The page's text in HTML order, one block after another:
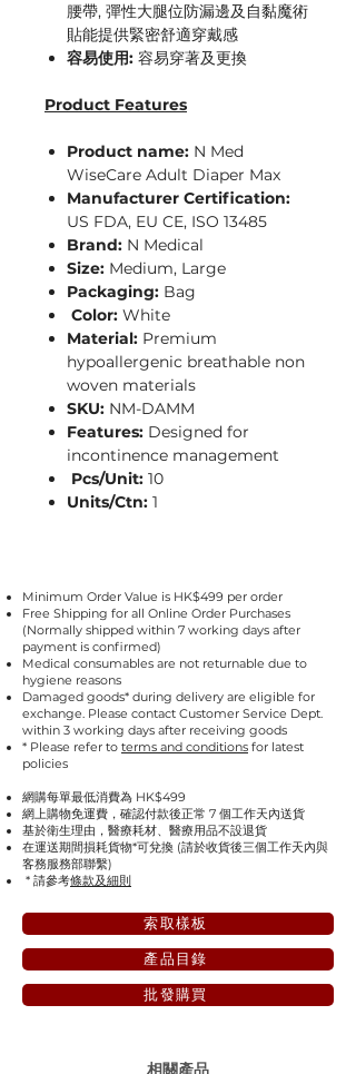
腰帶, 彈性大腿位防漏邊及自黏魔術
貼能提供緊密舒適穿戴感
容易使用: 容易穿著及更換
Product Features
Product name: N Med
WiseCare Adult Diaper Max
Manufacturer Certification:
US FDA, EU CE, ISO 13485
Brand: N Medical
Size: Medium, Large
Packaging: Bag
Color: White
Material: Premium
hypoallergenic breathable non
woven materials
SKU: NM-DAMM
Features: Designed for
incontinence management
Pcs/Unit: 10
Units/Ctn: 1
Minimum Order Value is HK$499 per order
Free Shipping for all Online Order Purchases
(Normally shipped within 7 working days after
payment is confirmed)
Medical consumables are not returnable due to
hygiene reasons
Damaged goods* during delivery are eligible for
exchange. Please contact Customer Service Dept.
within 3 working days after receiving goods
* Please refer to terms and conditions for latest
policies
網購每單最低消費為 HK$499
網上購物免運費，確認付款後正常 7 個工作天內送貨
基於衛生理由，醫療耗材、醫療用品不設退貨
在運送期間損耗貨物*可兌換 (請於收貨後三個工作天內與
客務服務部聯繫)
* 請參考條款及細則
索取樣板
產品目錄
批發購買
相關產品